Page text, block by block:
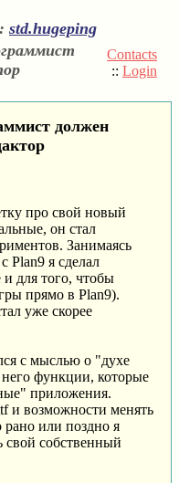
std.hugeping
Contacts
:: Login
должен
про свой новый
он стал
Занимаясь
Plan9 я сделал
для того, чтобы
прямо в Plan9).
уже скорее
с мыслью о "духе
него функции, которые
приложения.
и возможности менять
рано или поздно я
свой собственный